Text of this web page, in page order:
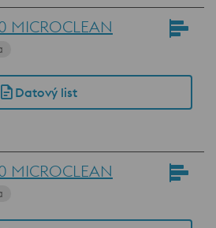
MICROCLEAN
Datový list
MICROCLEAN